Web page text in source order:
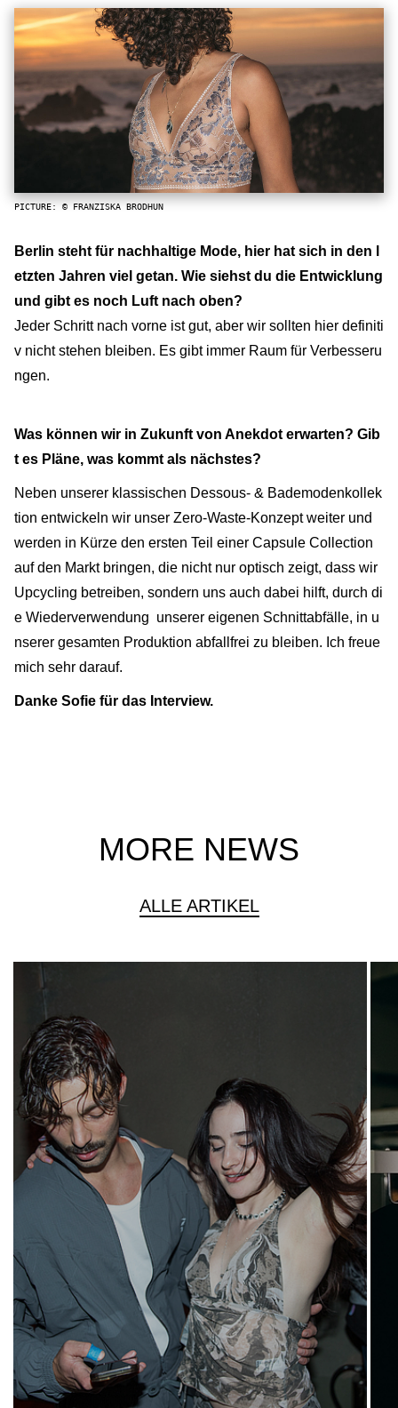
PICTURE: © FRANZISKA BRODHUN
Berlin steht für nachhaltige Mode, hier hat sich in den l
etzten Jahren viel getan. Wie siehst du die Entwicklung
und gibt es noch Luft nach oben?
Jeder Schritt nach vorne ist gut, aber wir sollten hier definiti
v nicht stehen bleiben. Es gibt immer Raum für Verbesseru
ngen.
Was können wir in Zukunft von Anekdot erwarten? Gib
t es Pläne, was kommt als nächstes?
Neben unserer klassischen Dessous- & Bademodenkollek
tion entwickeln wir unser Zero-Waste-Konzept weiter und
werden in Kürze den ersten Teil einer Capsule Collection
auf den Markt bringen, die nicht nur optisch zeigt, dass wir
Upcycling betreiben, sondern uns auch dabei hilft, durch di
e Wiederverwendung unserer eigenen Schnittabfälle, in u
nserer gesamten Produktion abfallfrei zu bleiben. Ich freue
mich sehr darauf.
Danke Sofie für das Interview.
MORE NEWS
ALLE ARTIKEL